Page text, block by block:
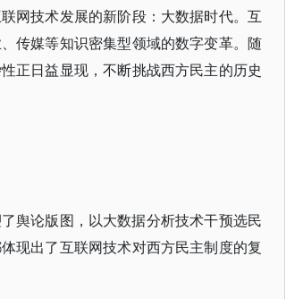
网技术发展的新阶段：大数据时代。互
传媒等知识密集型领域的数字变革。随
正日益显现，不断挑战西方民主的历史
舆论版图，以大数据分析技术干预选民
现出了互联网技术对西方民主制度的复